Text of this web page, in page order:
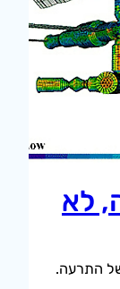
לא
של התרעה.